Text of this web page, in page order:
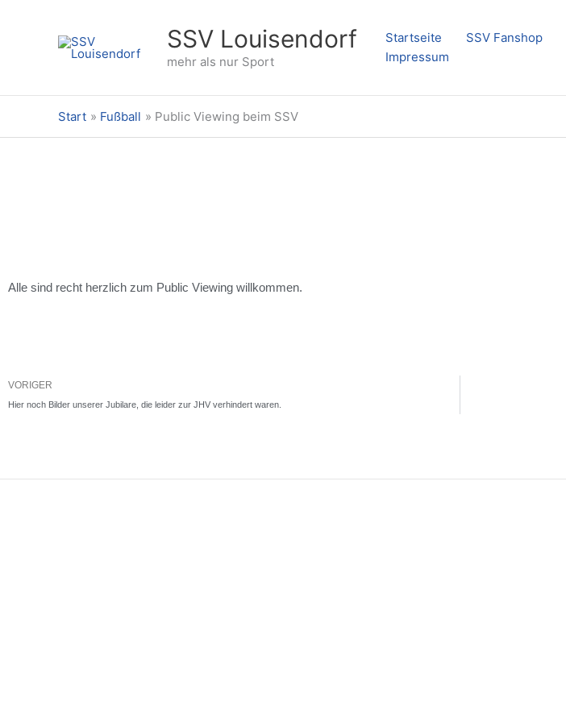
SSV Louisendorf
mehr als nur Sport
Startseite SSV Fanshop
Impressum
Start Fußball Public Viewing beim SSV
Alle sind recht herzlich zum Public Viewing willkommen.
Zurück
VORIGER
Hier noch Bilder unserer Jubilare, die leider zur JHV verhindert waren.